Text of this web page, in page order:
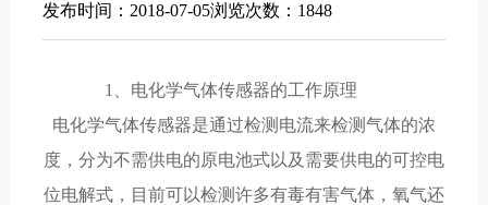
发布时间：2018-07-05浏览次数：1848
1、电化学气体传感器的工作原理
电化学气体传感器是通过检测电流来检测气体的浓
度，分为不需供电的原电池式以及需要供电的可控电
位电解式，目前可以检测许多有毒有害气体，氧气还